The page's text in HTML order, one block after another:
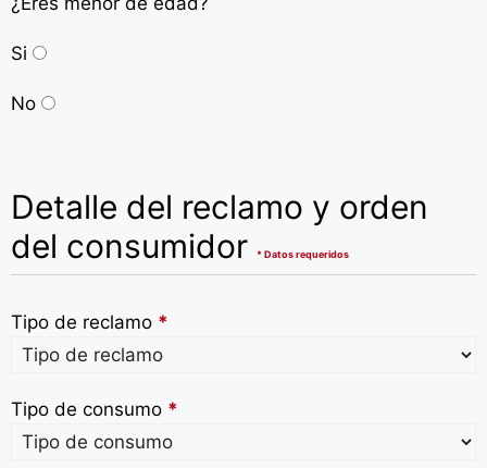
Si
No
Detalle del reclamo y orden
del consumidor
* Datos requeridos
Tipo de reclamo *
Tipo de consumo *